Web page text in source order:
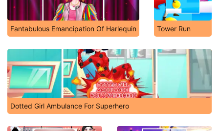
Fantabulous Emancipation Of Harlequin Tower Run
Dotted Girl Ambulance For Superhero